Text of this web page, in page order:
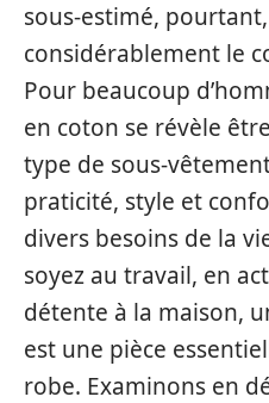
sous-estimé,
considérablement le
Pour beaucoup
en coton se révèle
type de sous-
praticité, style et
divers besoins de la
soyez au travail, en
détente à la maison,
est une pièce
robe. Examinons en